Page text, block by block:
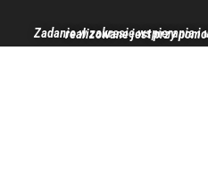
Zadanie w zakresie wspierania i upowszechniania kultury